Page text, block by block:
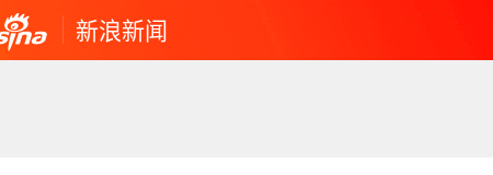
新浪新闻